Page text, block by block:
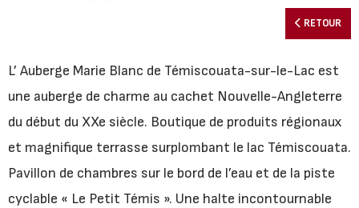
RETOUR
L’ Auberge Marie Blanc de Témiscouata-sur-le-Lac est
une auberge de charme au cachet Nouvelle-Angleterre
du début du XXe siècle. Boutique de produits régionaux
et magnifique terrasse surplombant le lac Témiscouata.
Pavillon de chambres sur le bord de l’eau et de la piste
cyclable « Le Petit Témis ». Une halte incontournable